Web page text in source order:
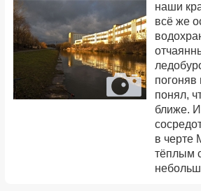
наши
всё же
погоняв
понял,
ближе.
в черте
тёплым